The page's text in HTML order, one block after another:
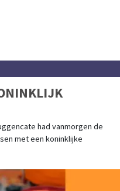
had vanmorgen de
met een koninklijke